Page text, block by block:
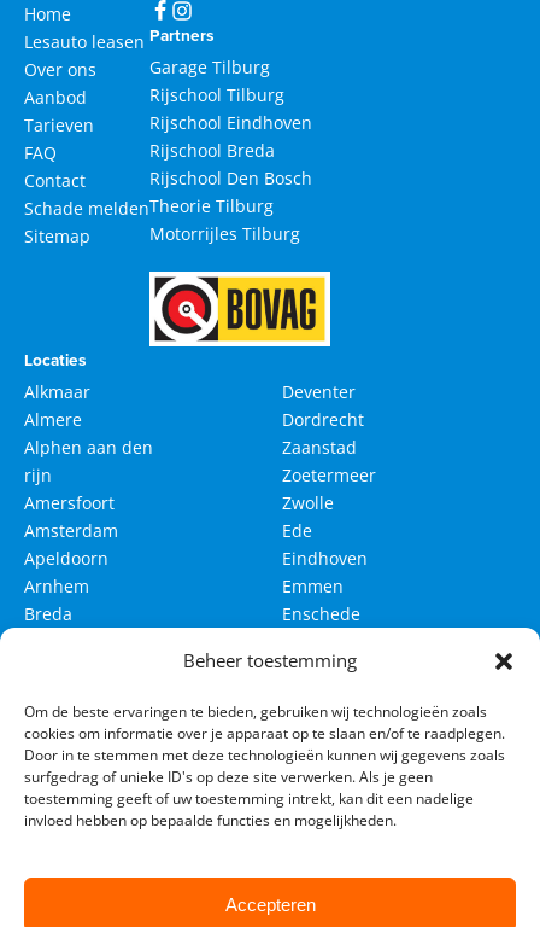
Beheer toestemming
Om de beste ervaringen te bieden, gebruiken wij technologieën zoals
cookies om informatie over je apparaat op te slaan en/of te raadplegen.
Door in te stemmen met deze technologieën kunnen wij gegevens zoals
surfgedrag of unieke ID's op deze site verwerken. Als je geen
toestemming geeft of uw toestemming intrekt, kan dit een nadelige
invloed hebben op bepaalde functies en mogelijkheden.
Accepteren
Home
Lesauto leasen
Over ons
Aanbod
Tarieven
FAQ
Contact
Schade melden
Sitemap
Locaties
Alkmaar
Almere
Alphen aan den
rijn
Amersfoort
Amsterdam
Apeldoorn
Arnhem
Breda
Deventer
Dordrecht
Zaanstad
Zoetermeer
Zwolle
Ede
Eindhoven
Emmen
Enschede
Haarlem
Den Haag
Haarlemmermeer
Leeuwarden
Leiden
Maastricht
Nijmegen
Rotterdam
Tilburg
Westland
Partners
Garage Tilburg
Rijschool Tilburg
Rijschool Eindhoven
Rijschool Breda
Rijschool Den Bosch
Theorie Tilburg
Motorrijles Tilburg